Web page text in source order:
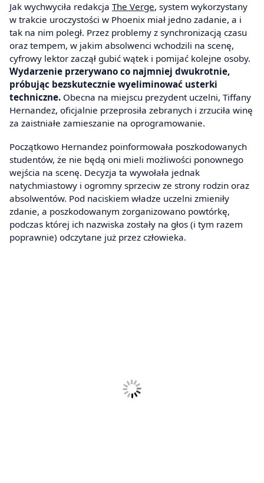
Jak wychwyciła redakcja The Verge, system wykorzystany
w trakcie uroczystości w Phoenix miał jedno zadanie, a i
tak na nim poległ. Przez problemy z synchronizacją czasu
oraz tempem, w jakim absolwenci wchodzili na scenę,
cyfrowy lektor zaczął gubić wątek i pomijać kolejne osoby.
Wydarzenie przerywano co najmniej dwukrotnie,
próbując bezskutecznie wyeliminować usterki
techniczne. Obecna na miejscu prezydent uczelni, Tiffany
Hernandez, oficjalnie przeprosiła zebranych i zrzuciła winę
za zaistniałe zamieszanie na oprogramowanie.
Początkowo Hernandez poinformowała poszkodowanych
studentów, że nie będą oni mieli możliwości ponownego
wejścia na scenę. Decyzja ta wywołała jednak
natychmiastowy i ogromny sprzeciw ze strony rodzin oraz
absolwentów. Pod naciskiem władze uczelni zmieniły
zdanie, a poszkodowanym zorganizowano powtórkę,
podczas której ich nazwiska zostały na głos (i tym razem
poprawnie) odczytane już przez człowieka.